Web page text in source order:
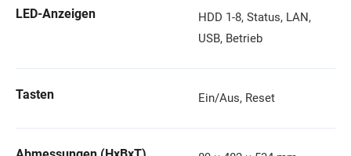
LED-Anzeigen
HDD 1-8, Status, LAN,
USB, Betrieb
Tasten Ein/Aus, Reset